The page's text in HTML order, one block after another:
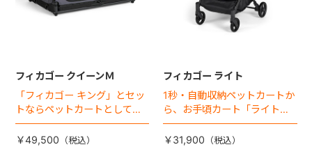
フィカゴー クイーンＭ
「フィカゴー キング」とセッ
トならペットカートとしても
使える、耐荷重50㎏の大型犬
向けケージが登場！
￥49,500
フィカゴー ライト
1秒・自動収納ペットカートか
ら、お手頃カート「ライト」
が登場！
￥31,900